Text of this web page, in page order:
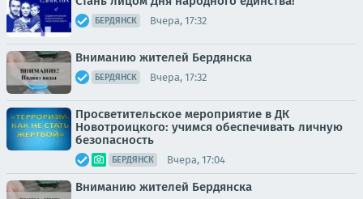
БЕРДЯНСК Вчера, 17:32
Вниманию жителей Бердянска
БЕРДЯНСК Вчера, 17:32
Просветительское мероприятие в ДК
Новотроицкого: учимся обеспечивать личную
безопасность
БЕРДЯНСК Вчера, 17:04
Вниманию жителей Бердянска